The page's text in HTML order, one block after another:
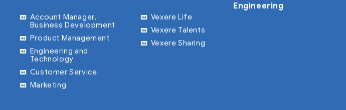
Account Manager,
Business Development
Product Management
Engineering and
Technology
Customer Service
Marketing
Vexere Life
Vexere Talents
Vexere Sharing
Engineering